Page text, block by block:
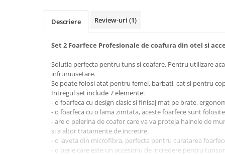
Descriere Review-uri (1)
Set 2 Foarfece Profesionale de coafura din otel si
Solutia perfecta pentru tuns si coafare. Pentru utilizare
infrumusetare.
Se poate folosi atat pentru femei, barbati, cat si pentru
Intregul set include 7 elemente:
- o foarfeca cu design clasic si finisaj mat pe brate,
- o foarfeca cu o lama zimtata, aceste foarfece sunt
- are o pelerina de coafor care va va proteja hainele de
si a altor tratamente de incretire.
- o laveta din microfibra, perfecta pentru curatarea
- o perie care este un accesoriu de incredere pentru